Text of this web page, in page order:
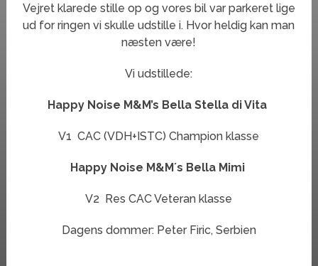
Vejret klarede stille op og vores bil var parkeret lige
ud for ringen vi skulle udstille i. Hvor heldig kan man
næsten være!
Vi udstillede:
Happy Noise M&M’s Bella Stella di Vita
V1 CAC (VDH+ISTC) Champion klasse
Happy Noise M&M´s Bella Mimi
V2 Res CAC Veteran klasse
Dagens dommer: Peter Firic, Serbien